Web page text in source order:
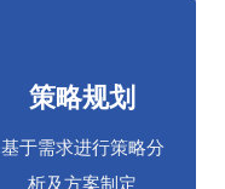
策略规划
基于需求进行策略分
析及方案制定